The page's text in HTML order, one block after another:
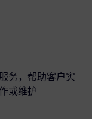
务，帮助客户实
或维护